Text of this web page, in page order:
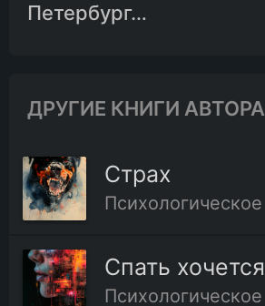
13.Глава тринадцатая
14.Глава четырнадцатая
15.Глава пятнадцатая
16.Глава шестнадцатая
Петербург…
ДРУГИЕ КНИГИ АВТОРА
Страх
Психологическое
Спать хочется
Психологическое